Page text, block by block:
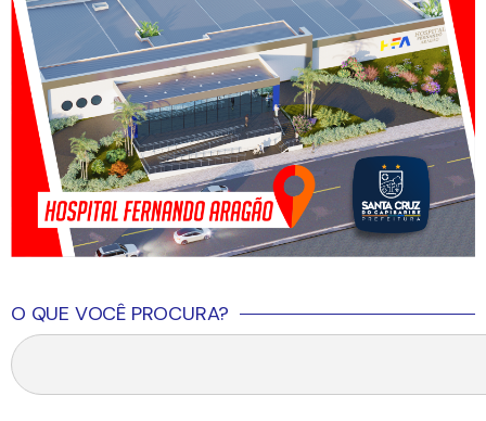
O QUE VOCÊ PROCURA?